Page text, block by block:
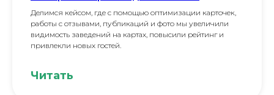
Делимся кейсом, где с помощью оптимизации карточек,
работы с отзывами, публикаций и фото мы увеличили
видимость заведений на картах, повысили рейтинг и
привлекли новых гостей.
Читать